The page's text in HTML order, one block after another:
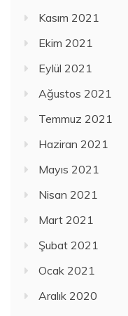
Kasım 2021
Ekim 2021
Eylül 2021
Ağustos 2021
Temmuz 2021
Haziran 2021
Mayıs 2021
Nisan 2021
Mart 2021
Şubat 2021
Ocak 2021
Aralık 2020